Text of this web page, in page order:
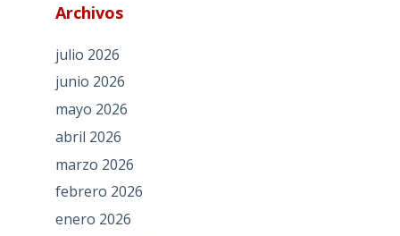
Archivos
julio 2026
junio 2026
mayo 2026
abril 2026
marzo 2026
febrero 2026
enero 2026